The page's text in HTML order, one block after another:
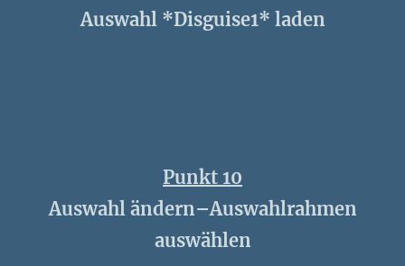
Auswahl *Disguise1* laden
Punkt 10
Auswahl ändern–Auswahlrahmen
auswählen